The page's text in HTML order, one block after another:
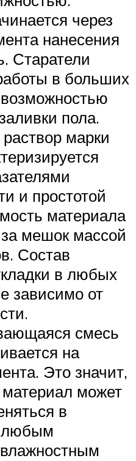
через
нанесения
Старатели
в больших
пола.
марки
и простотой
материала
мешок массой
Состав
в любых
зависимо от
смесь
на
Это значит,
может
в
любым